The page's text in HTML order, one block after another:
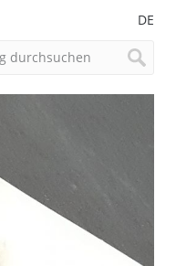
DE